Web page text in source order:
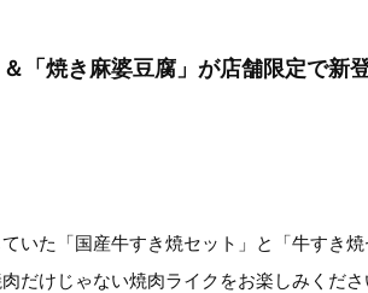
「焼き麻婆豆腐」が店舗限定で新
た「国産牛すき焼セット」と「牛すき
けじゃない焼肉ライクをお楽しみくださ